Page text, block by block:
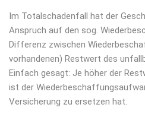
Im Totalschadenfall hat der
Anspruch auf den sog.
Differenz zwischen
vorhandenen) Restwert des
Einfach gesagt: Je höher der
ist der
Versicherung zu ersetzen hat.